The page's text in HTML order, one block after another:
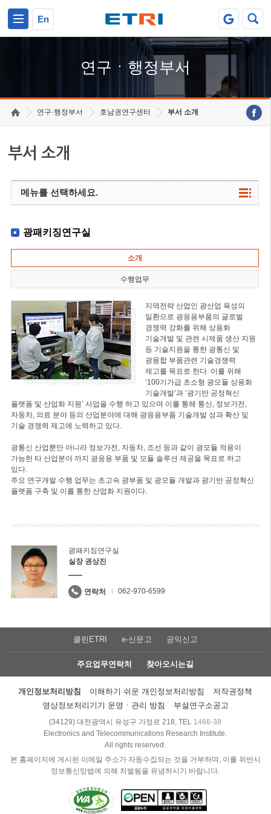
En
연구ㆍ행정부서
연구·행정부서 호남권연구센터 부서 소개
부서 소개
메뉴를 선택하세요.
광패키징연구실
소개
수행업무
지역전략 산업인 광산업 육성의
일환으로 광응용부품의 글로벌
경쟁력 강화를 위해 상용화
기술개발 및 관련 시제품 생산 지원
등 기술지원을 통한 광통신 및
광융합 부품관련 기술경쟁력
제고를 목표로 한다. 이를 위해
‘100기가급 초소형 광모듈 상용화
기술개발’과 ‘광기반 공정혁신
플랫폼 및 산업화 지원’ 사업을 수행 하고 있으며 이를 통해 통신, 정보가전,
자동차, 의료 분야 등의 산업분야에 대해 광응용부품 기술개발 성과 확산 및
기술 경쟁력 제고에 노력하고 있다.
광통신 산업뿐만 아니라 정보가전, 자동차, 조선 등과 같이 광모듈 적용이
가능한 타 산업분야 까지 광응용 부품 및 모듈 솔루션 제공을 목표로 하고
있다.
주요 연구개발 수행 업무는 초고속 광부품 및 광모듈 개발과 광기반 공정혁신
플랫폼 구축 및 이를 통한 산업화 지원이다.
광패키징연구실
실장 권상진
연락처 062-970-6599
클린ETRI e-신문고 공익신고
주요업무연락처 찾아오시는길
개인정보처리방침 이해하기 쉬운 개인정보처리방침
저작권정책
영상정보처리기기 운영ㆍ관리 방침
부설연구소공고
(34129) 대전광역시 유성구 가정로 218, TEL 1466-38
Electronics and Telecommunications Research Institute.
All rights reserved.
본 홈페이지에 게시된 이메일 주소가 자동수집되는 것을 거부하며, 이를 위반시
정보통신망법에 의해 처벌됨을 유념하시기 바랍니다.